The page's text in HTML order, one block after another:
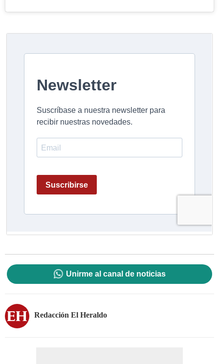
Unirme al canal de noticias
Redacción El Heraldo